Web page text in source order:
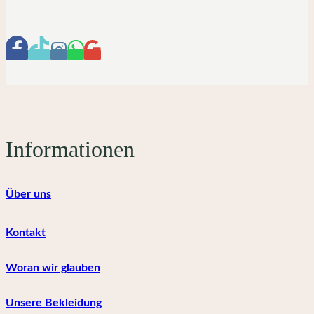
Informationen
Über uns
Kontakt
Woran wir glauben
Unsere Bekleidung